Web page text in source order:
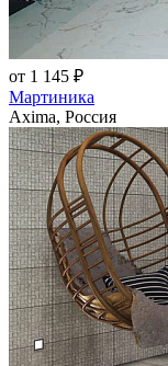
от 1 145 ₽
Мартиника
Axima, Россия